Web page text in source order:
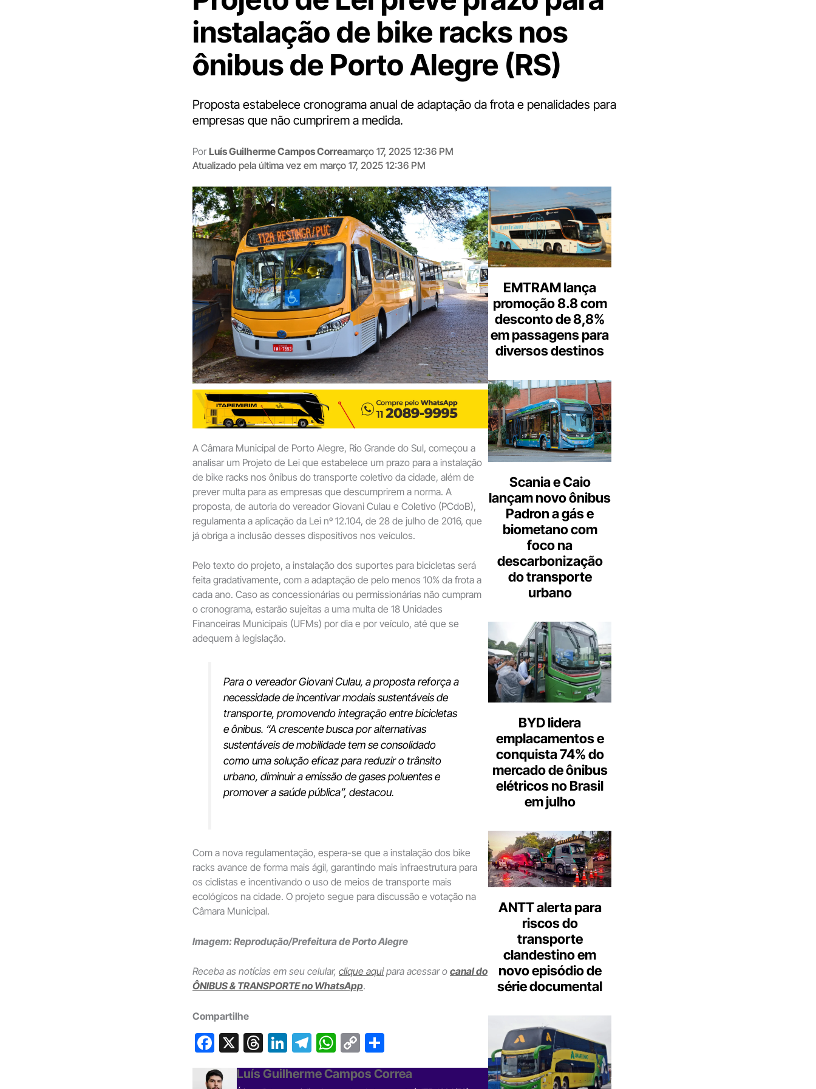
instalação de bike racks nos
ônibus de Porto Alegre (RS)
Proposta estabelece cronograma anual de adaptação da frota e penalidades para
empresas que não cumprirem a medida.
Por Luís Guilherme Campos Correamarço 17, 2025 12:36 PM
Atualizado pela última vez em março 17, 2025 12:36 PM
A Câmara Municipal de Porto Alegre, Rio Grande do Sul, começou a
analisar um Projeto de Lei que estabelece um prazo para a instalação
de bike racks nos ônibus do transporte coletivo da cidade, além de
prever multa para as empresas que descumprirem a norma. A
proposta, de autoria do vereador Giovani Culau e Coletivo (PCdoB),
regulamenta a aplicação da Lei nº 12.104, de 28 de julho de 2016, que
já obriga a inclusão desses dispositivos nos veículos.
Pelo texto do projeto, a instalação dos suportes para bicicletas será
feita gradativamente, com a adaptação de pelo menos 10% da frota a
cada ano. Caso as concessionárias ou permissionárias não cumpram
o cronograma, estarão sujeitas a uma multa de 18 Unidades
Financeiras Municipais (UFMs) por dia e por veículo, até que se
adequem à legislação.
Para o vereador Giovani Culau, a proposta reforça a
necessidade de incentivar modais sustentáveis de
transporte, promovendo integração entre bicicletas
e ônibus. “A crescente busca por alternativas
sustentáveis de mobilidade tem se consolidado
como uma solução eficaz para reduzir o trânsito
urbano, diminuir a emissão de gases poluentes e
promover a saúde pública”, destacou.
Com a nova regulamentação, espera-se que a instalação dos bike
racks avance de forma mais ágil, garantindo mais infraestrutura para
os ciclistas e incentivando o uso de meios de transporte mais
ecológicos na cidade. O projeto segue para discussão e votação na
Câmara Municipal.
Imagem: Reprodução/Prefeitura de Porto Alegre
Receba as notícias em seu celular, clique aquipara acessar o canal do
ÔNIBUS & TRANSPORTE no WhatsApp.
Compartilhe
F
c
X
T
hr
e
Li
n
ke
T
el
e
W
h
at
C
o
p
h
ar
Luís Guilherme Campos Correa
EMTRAM lança
promoção 8.8 com
desconto de 8,8%
em passagens para
diversos destinos
Scania e Caio
lançam novo ônibus
Padron a gás e
biometano com
foco na
descarbonização
do transporte
urbano
BYD lidera
emplacamentos e
conquista 74% do
mercado de ônibus
elétricos no Brasil
em julho
ANTT alerta para
riscos do
transporte
clandestino em
novo episódio de
série documental
Digite
aqui
o
seu
e-
mail